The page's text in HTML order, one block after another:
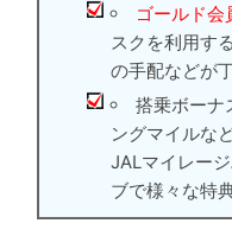
ゴールド会
スクを利用す
の手配などが
搭乗ボーナ
ングマイルな
JALマイレー
ブで様々な特